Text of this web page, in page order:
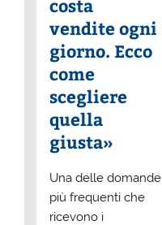
costa
vendite ogni
giorno. Ecco
come
scegliere
quella
giusta»
Una delle domande
più frequenti che
ricevono i